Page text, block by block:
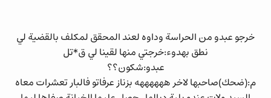
خرجو عبدو من الحراسة وداوه لعند المحقق لمكلف بالقضية لي
نطق بهدوء:خرجتي منها لقينا لي ق*تل
عبدو:شكون؟؟
م:(ضحك)صاحبها لاخر ههههههه بزناز عرفاتو فالبار تعشرات معاه